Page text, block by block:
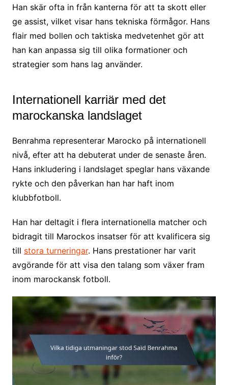
Han skär ofta in från kanterna för att ta skott eller
ge assist, vilket visar hans tekniska förmågor. Hans
flair med bollen och taktiska medvetenhet gör att
han kan anpassa sig till olika formationer och
strategier som hans lag använder.
Internationell karriär med det
marockanska landslaget
Benrahma representerar Marocko på internationell
nivå, efter att ha debuterat under de senaste åren.
Hans inkludering i landslaget speglar hans växande
rykte och den påverkan han har haft inom
klubbfotboll.
Han har deltagit i flera internationella matcher och
bidragit till Marockos insatser för att kvalificera sig
till stora turneringar. Hans prestationer har varit
avgörande för att visa den talang som växer fram
inom marockansk fotboll.